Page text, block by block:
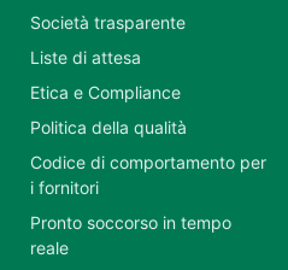
Società trasparente
Liste di attesa
Etica e Compliance
Politica della qualità
Codice di comportamento per
i fornitori
Pronto soccorso in tempo
reale